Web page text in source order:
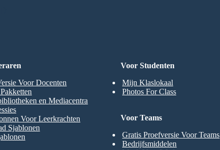
Voor Studenten
Mijn Klaslokaal
Photos For Class
Voor Docenten
en Mediacentra
Voor Leerkrachten
Sjablonen
Voor Teams
Gratis Proefversie Voor Teams
Bedrijfsmiddelen